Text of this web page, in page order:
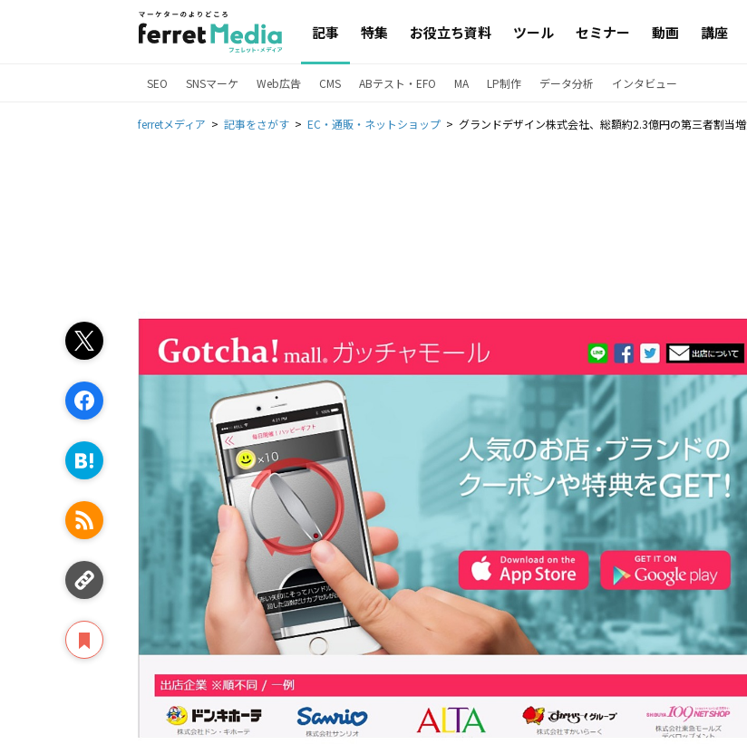
記事 特集 お役立ち資料 ツール セミナー 動画 講座
SEO SNSマーケ Web広告 CMS ABテスト・EFO MA LP制作 データ分析 インタビュー
ferretメディア 記事をさがす EC・通販・ネットショップ グランドデザイン株式会社、総額約2.3億円の第三者割当